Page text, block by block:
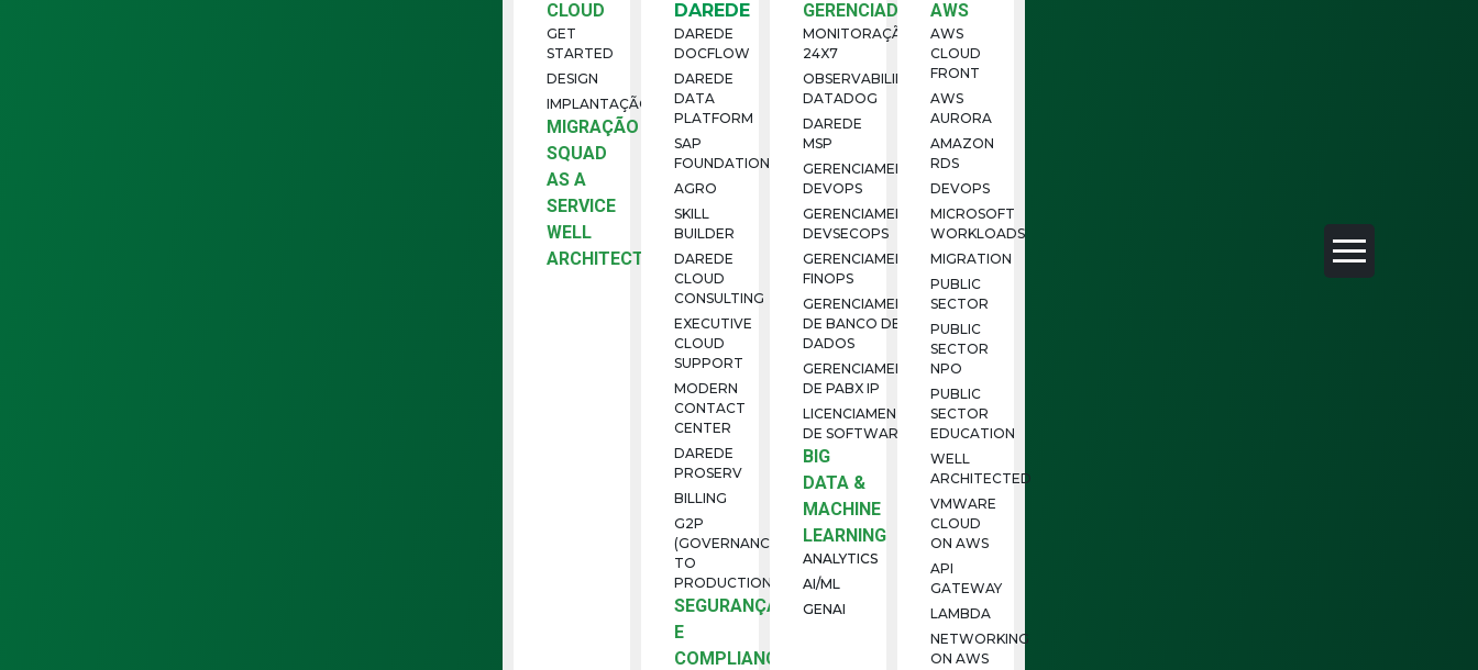
CLOUD
GET
STARTED
DESIGN
IMPLANTAÇÃO
MIGRAÇÃO
SQUAD
AS A
SERVICE
WELL
ARCHITECTED
DAREDE
DAREDE
DOCFLOW
DAREDE
DATA
PLATFORM
SAP
FOUNDATION
AGRO
SKILL
BUILDER
DAREDE
CLOUD
CONSULTING
EXECUTIVE
CLOUD
SUPPORT
MODERN
CONTACT
CENTER
DAREDE
PROSERV
BILLING
G2P
(GOVERNANCE
TO
PRODUCTION)
SEGURANÇA
E
COMPLIANCE
GERENCIADOS
MONITORAÇÃO
24X7
OBSERVABILIDADE
DATADOG
DAREDE
MSP
GERENCIAMENTO
DEVOPS
GERENCIAMENTO
DEVSECOPS
GERENCIAMENTO
FINOPS
GERENCIAMENTO
DE BANCO DE
DADOS
GERENCIAMENTO
DE PABX IP
LICENCIAMENTO
DE SOFTWARE
BIG
DATA &
MACHINE
LEARNING
ANALYTICS
AI/ML
GENAI
AWS
AWS
CLOUD
FRONT
AWS
AURORA
AMAZON
RDS
DEVOPS
MICROSOFT
WORKLOADS
MIGRATION
PUBLIC
SECTOR
PUBLIC
SECTOR
NPO
PUBLIC
SECTOR
EDUCATION
WELL
ARCHITECTED
VMWARE
CLOUD
ON AWS
API
GATEWAY
LAMBDA
NETWORKING
ON AWS